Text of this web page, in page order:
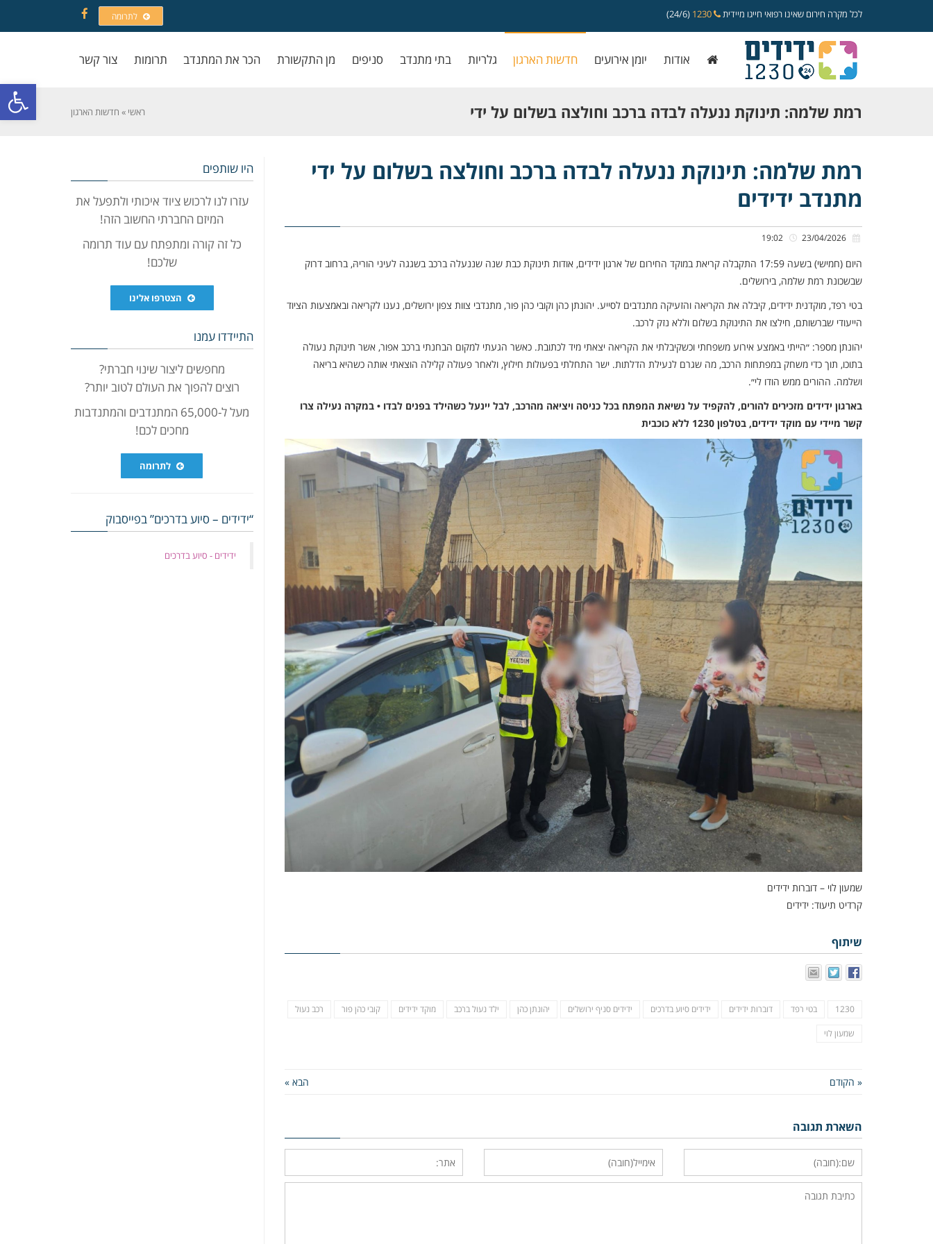
פתח
לכל מקרה חירום שאינו רפואי חייגו מיידית (24/6) לתרומה
Facebook
אודות יומן אירועים חדשות הארגון גלריות בתי מתנדב סניפים מן התקשורת הכר את המתנדב תרומות צור קשר
רמת שלמה: תינוקת ננעלה לבדה ברכב וחולצה בשלום על ידי
מתנדב ידידים
ראשי » חדשות הארגון
רמת שלמה: תינוקת ננעלה לבדה ברכב וחולצה בשלום על ידי
מתנדב ידידים
היום (חמישי) בשעה 17:59 התקבלה קריאת במוקד החירום של ארגון ידידים, אודות תינוקת כבת שנה שננעלה ברכב בשגגה לעיני הוריהּ, ברחוב דרוק
שבשכונת רמת שלמה, בירושלים.
בטי רפד, מוקדנית ידידים, קיבלה את הקריאה והזעיקה מתנדבים לסייע. יהונתן כהן וקובי כהן פור, מתנדבי צוות צפון ירושלים, נענו לקריאה ובאמצעות הציוד
הייעודי שברשותם, חילצו את התינוקת בשלום וללא נזק לרכב.
יהונתן מספר: ״‏הייתי באמצע אירוע משפחתי וכשקיבלתי את הקריאה יצאתי מיד לכתובת. כאשר הגעתי למקום הבחנתי ברכב אפור, אשר תינוקת נעולה
בתוכו, תוך כדי משחק במפתחות הרכב, מה שגרם לנעילת הדלתות. ישר התחלתי בפעולות חילוץ, ולאחר פעולה קלילה הוצאתי אותה כשהיא בריאה
ושלמה. ההורים ממש הודו לי״‏.
בארגון ידידים מזכירים להורים, להקפיד על נשיאת המפתח בכל כניסה ויציאה מהרכב, לבל יינעל כשהילד בפנים לבדו • במקרה נעילה צרו
קשר מיידי עם מוקד ידידים, בטלפון 1230 ללא כוכבית
שמעון לוי – דוברות ידידים
קרדיט תיעוד: ידידים
שיתוף
1230 בטי רפד דוברות ידידים ידידים סיוע בדרכים ידידים סניף ירושלים יהונתן כהן ילד נעול ברכב מוקד ידידים קובי כהן פור רכב נעול
שמעון לוי
« הקודם הבא »
השארת תגובה
היו שותפים
עזרו לנו לרכוש ציוד איכותי ולתפעל את
המיזם החברתי החשוב הזה!
כל זה קורה ומתפתח עם עוד תרומה
שלכם!
הצטרפו אלינו
התיידדו עמנו
מחפשים ליצור שינוי חברתי?
רוצים להפוך את העולם לטוב יותר?
מעל ל-65,000 המתנדבים והמתנדבות
מחכים לכם!
לתרומה
“ידידים – סיוע בדרכים” בפייסבוק
‏ידידים - סיוע בדרכים